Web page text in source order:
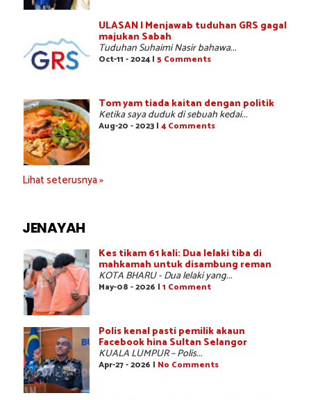
ULASAN | Menjawab tuduhan GRS gagal
majukan Sabah
Tuduhan Suhaimi Nasir bahawa...
Oct-11 - 2024 | 5 Comments
Tom yam tiada kaitan dengan politik
Ketika saya duduk di sebuah kedai...
Aug-20 - 2023 | 4 Comments
Lihat seterusnya »
JENAYAH
Kes tikam 61 kali: Dua lelaki tiba di
mahkamah untuk disambung reman
KOTA BHARU - Dua lelaki yang...
May-08 - 2026 | 1 Comment
Polis kenal pasti pemilik akaun
Facebook hina Sultan Selangor
KUALA LUMPUR – Polis...
Apr-27 - 2026 | No Comments